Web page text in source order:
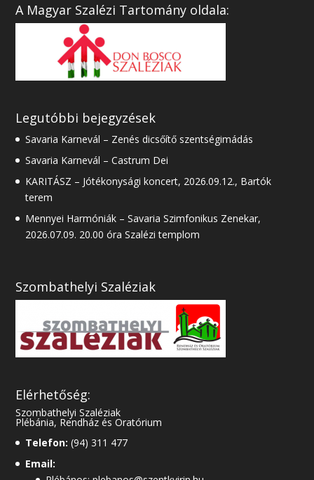
A Magyar Szalézi Tartomány oldala:
Legutóbbi bejegyzések
Savaria Karnevál – Zenés dicsőítő szentségimádás
Savaria Karnevál – Castrum Dei
KARITÁSZ – Jótékonysági koncert, 2026.09.12., Bartók
terem
Mennyei Harmóniák – Savaria Szimfonikus Zenekar,
2026.07.09. 20.00 óra Szalézi templom
Szombathelyi Szaléziak
Elérhetőség:
Szombathelyi Szaléziak
Plébánia, Rendház és Oratórium
Telefon:(94) 311 477
Email: